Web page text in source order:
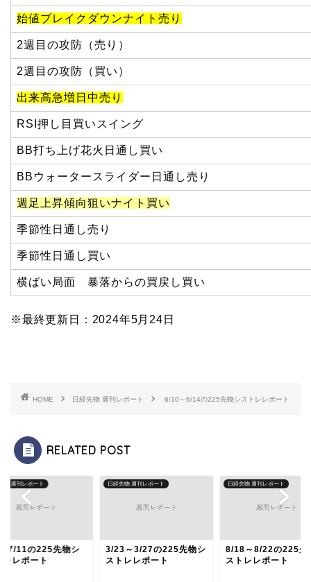
始値ブレイクダウンナイト売り
2週目の攻防（売り）
2週目の攻防（買い）
出来高急増日中売り
RSI押し目買いスイング
BB打ち上げ花火日通し買い
BBウォータースライダー日通し売り
週足上昇傾向狙いナイト買い
季節性日通し売り
季節性日通し買い
横ばい局面 暴落からの買戻し買い
※最終更新日：2024年5月24日
HOME 日経先物 週刊レポート 6/10～6/14の225先物シストレレポート
RELATED POST
物 週刊レポート
7/11の225先物シ
レレポート
日経先物 週刊レポート
3/23～3/27の225先物シ
ストレレポート
日経先物 週刊レポート
8/18～8/22の225先
ストレレポート